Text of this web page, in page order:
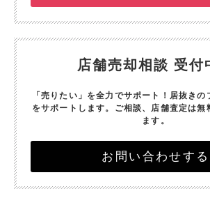
店舗売却相談 受付
「売りたい」を全力でサポート！ 居抜きの
をサポートします。 ご相談、店舗査定は無
ます。
お問い合わせする